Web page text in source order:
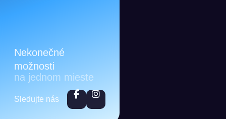
Nekonečné
možnosti
na jednom mieste
Sledujte nás